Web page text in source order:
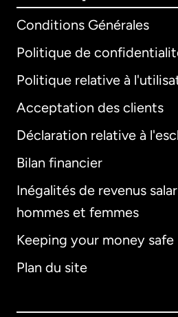
Conditions Générales
Politique de
Politique relative à
Acceptation des clients
Déclaration relative à
Bilan financier
Inégalités de revenus
hommes et femmes
Keeping your money safe
Plan du site
International
Allemagne